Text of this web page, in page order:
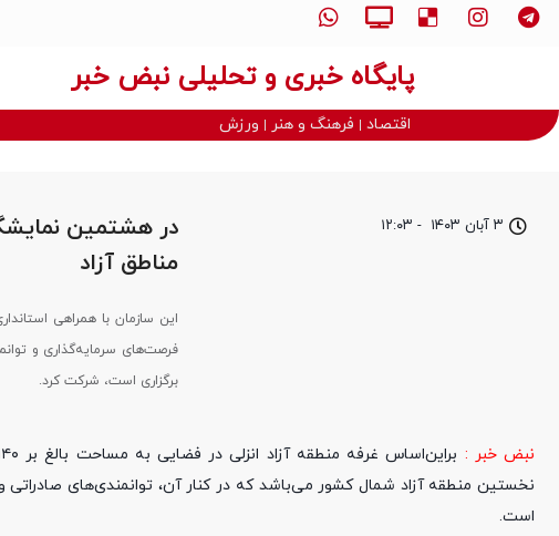
پایگاه خبری و تحلیلی نبض خبر
اقتصاد فرهنگ و هنر ورزش
۳ آبان ۱۴۰۳ - ۱۲:۰۳
در هشتمین
مناطق آزاد
این سازمان با همراهی
فرصت‌های سرمایه‌گذاری و
برگزاری است، شرکت کرد.
نبض خبر :
نخستین منطقه آزاد شمال کشور می‌باشد که در کنار آن، توانمندی‌های
است.